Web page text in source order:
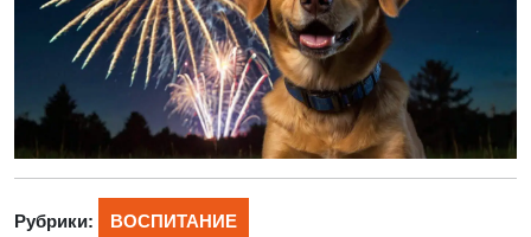
Рубрики: ВОСПИТАНИЕ